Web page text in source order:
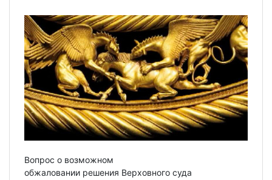
Вопрос о возможном
обжаловании решения Верховного суда